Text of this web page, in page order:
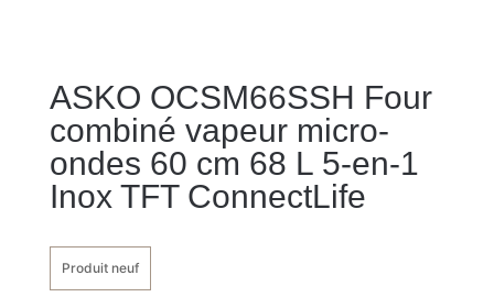
ASKO OCSM66SSH Four
combiné vapeur micro-
ondes 60 cm 68 L 5-en-1
Inox TFT ConnectLife
Produit neuf